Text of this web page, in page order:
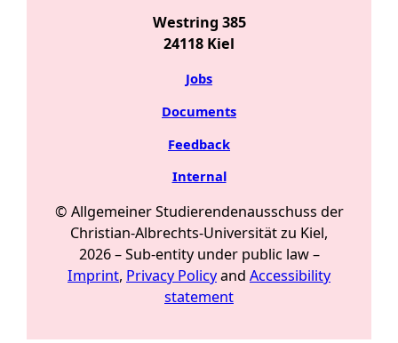
Westring 385
24118 Kiel
Jobs
Documents
Feedback
Internal
© Allgemeiner Studierendenausschuss der
Christian-Albrechts-Universität zu Kiel,
2026 –Sub-entity under public law–
Imprint, Privacy Policyand Accessibility
statement